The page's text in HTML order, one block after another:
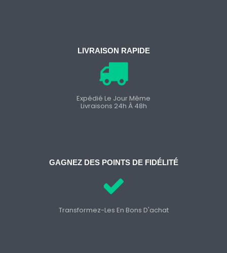
LIVRAISON RAPIDE
Expédié Le Jour Même
Livraisons 24h À 48h
GAGNEZ DES POINTS DE FIDÉLITÉ
Transformez-Les En Bons D'achat